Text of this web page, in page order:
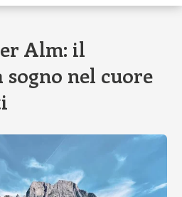
Alm: il
sogno nel cuore